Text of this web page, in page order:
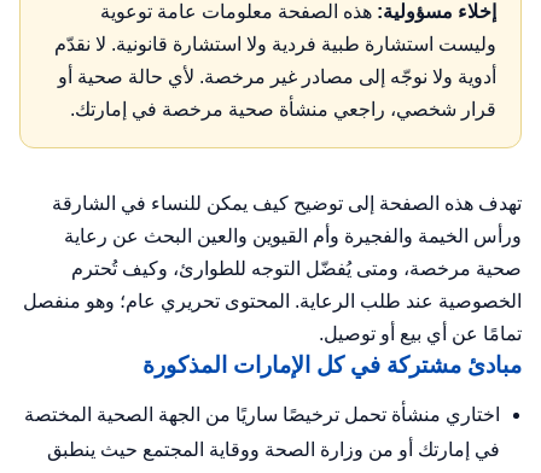
إخلاء مسؤولية: هذه الصفحة معلومات عامة توعوية
وليست استشارة طبية فردية ولا استشارة قانونية. لا نقدّم
أدوية ولا نوجّه إلى مصادر غير مرخصة. لأي حالة صحية أو
قرار شخصي، راجعي منشأة صحية مرخصة في إمارتك.
تهدف هذه الصفحة إلى توضيح كيف يمكن للنساء في الشارقة
ورأس الخيمة والفجيرة وأم القيوين والعين البحث عن رعاية
صحية مرخصة، ومتى يُفضّل التوجه للطوارئ، وكيف تُحترم
الخصوصية عند طلب الرعاية. المحتوى تحريري عام؛ وهو منفصل
تمامًا عن أي بيع أو توصيل.
مبادئ مشتركة في كل الإمارات المذكورة
اختاري منشأة تحمل ترخيصًا ساريًا من الجهة الصحية المختصة
في إمارتك أو من وزارة الصحة ووقاية المجتمع حيث ينطبق